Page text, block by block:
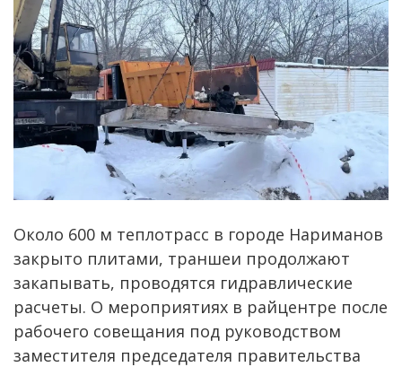
Около 600 м теплотрасс в городе Нариманов
закрыто плитами, траншеи продолжают
закапывать, проводятся гидравлические
расчеты. О мероприятиях в райцентре после
рабочего совещания под руководством
заместителя председателя правительства